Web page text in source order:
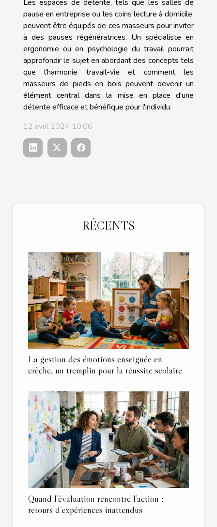
Les espaces de détente, tels que les salles de
pause en entreprise ou les coins lecture à domicile,
peuvent être équipés de ces masseurs pour inviter
à des pauses régénératrices. Un spécialiste en
ergonomie ou en psychologie du travail pourrait
approfondir le sujet en abordant des concepts tels
que l'harmonie travail-vie et comment les
masseurs de pieds en bois peuvent devenir un
élément central dans la mise en place d'une
détente efficace et bénéfique pour l'individu.
12 avril 2024 10:06
RÉCENTS
La gestion des émotions enseignée en
crèche, un tremplin pour la réussite scolaire
Quand l’évaluation rencontre l’action :
retours d’expériences inattendus